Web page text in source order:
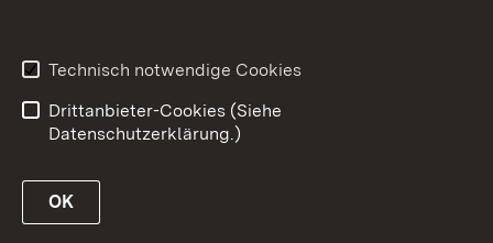
Technisch notwendige Cookies
Drittanbieter-Cookies (Siehe
Datenschutzerklärung.)
OK